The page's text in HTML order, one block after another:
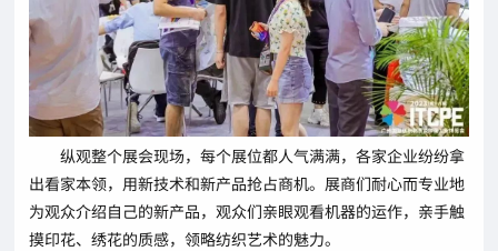
纵观整个展会现场，每个展位都人气满满，各家企业纷纷拿
出看家本领，用新技术和新产品抢占商机。展商们耐心而专业地
为观众介绍自己的新产品，观众们亲眼观看机器的运作，亲手触
摸印花、绣花的质感，领略纺织艺术的魅力。